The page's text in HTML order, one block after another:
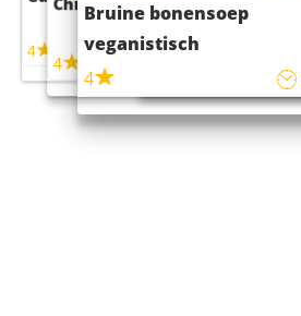
4
4
Bruine bonensoep
veganistisch
4
maaltijdsalade
4